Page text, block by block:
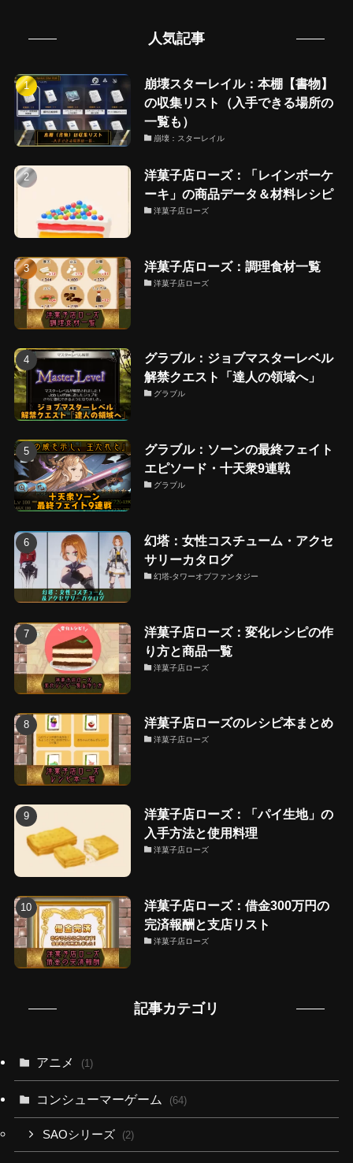
人気記事
崩壊スターレイル：本棚【書物】
の収集リスト（入手できる場所の
一覧も）
崩壊：スターレイル
洋菓子店ローズ：「レインボーケ
ーキ」の商品データ＆材料レシピ
洋菓子店ローズ
洋菓子店ローズ：調理食材一覧
洋菓子店ローズ
グラブル：ジョブマスターレベル
解禁クエスト「達人の領域へ」
グラブル
グラブル：ソーンの最終フェイト
エピソード・十天衆9連戦
グラブル
幻塔：女性コスチューム・アクセ
サリーカタログ
幻塔-タワーオブファンタジー
洋菓子店ローズ：変化レシピの作
り方と商品一覧
洋菓子店ローズ
洋菓子店ローズのレシピ本まとめ
洋菓子店ローズ
洋菓子店ローズ：「パイ生地」の
入手方法と使用料理
洋菓子店ローズ
洋菓子店ローズ：借金300万円の
完済報酬と支店リスト
洋菓子店ローズ
記事カテゴリ
アニメ (1)
コンシューマーゲーム (64)
SAOシリーズ (2)